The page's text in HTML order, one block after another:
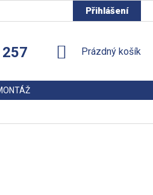
Přihlášení
NÁKUPNÍ
Prázdný košík